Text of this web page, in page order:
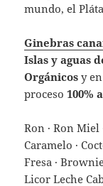
mundo, el
Ginebras
Islas y aguas
Orgánicos y en
proceso 100%
Ron · Ron Miel
Caramelo ·
Fresa ·
Licor Leche